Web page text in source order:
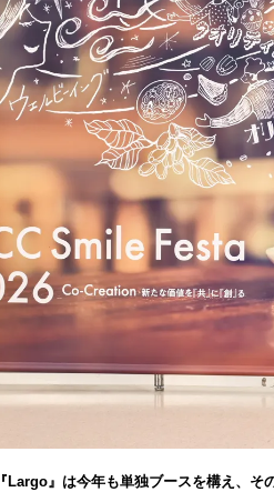
『Largo』は今年も単独ブースを構え、